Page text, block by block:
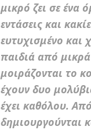
μικρό ζει σε ένα
εντάσεις και
ευτυχισμένο και
παιδιά από
μοιράζονται το
έχουν δυο
έχει καθόλου.
δημιουργούνται